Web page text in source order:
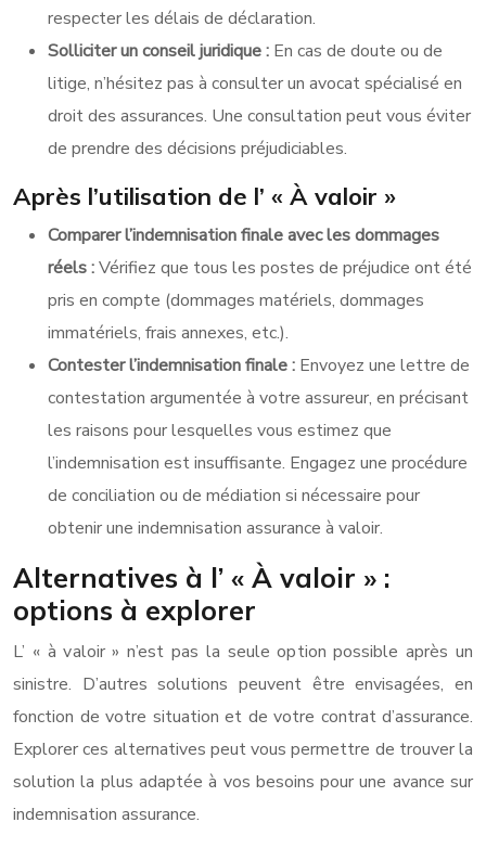
respecter les délais de déclaration.
Solliciter un conseil juridique : En cas de doute ou de
litige, n’hésitez pas à consulter un avocat spécialisé en
droit des assurances. Une consultation peut vous éviter
de prendre des décisions préjudiciables.
Après l’utilisation de l’ « À valoir »
Comparer l’indemnisation finale avec les dommages
réels :Vérifiez que tous les postes de préjudice ont été
pris en compte (dommages matériels, dommages
immatériels, frais annexes, etc.).
Contester l’indemnisation finale : Envoyez une lettre de
contestation argumentée à votre assureur, en précisant
les raisons pour lesquelles vous estimez que
l’indemnisation est insuffisante. Engagez une procédure
de conciliation ou de médiation si nécessaire pour
obtenir une indemnisation assurance à valoir.
Alternatives à l’ « À valoir » :
options à explorer
L’ « à valoir » n’est pas la seule option possible après un
sinistre. D’autres solutions peuvent être envisagées, en
fonction de votre situation et de votre contrat d’assurance.
Explorer ces alternatives peut vous permettre de trouver la
solution la plus adaptée à vos besoins pour une avance sur
indemnisation assurance.